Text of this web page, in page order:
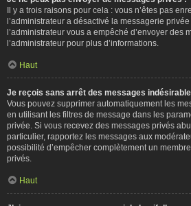
Il y a trois raisons pour cela : vous n’êtes pas
l’administrateur a désactivé la messagerie
l’administrateur vous a empêché d’envoyer des
l’administrateur pour plus d’informations.
Haut
Je reçois sans arrêt des messages
Vous pouvez supprimer automatiquement les
en utilisant les filtres de message dans les
privée. Si vous recevez des messages privés
particulier, rapportez les messages aux
possibilité d’empêcher complètement un
privés.
Haut